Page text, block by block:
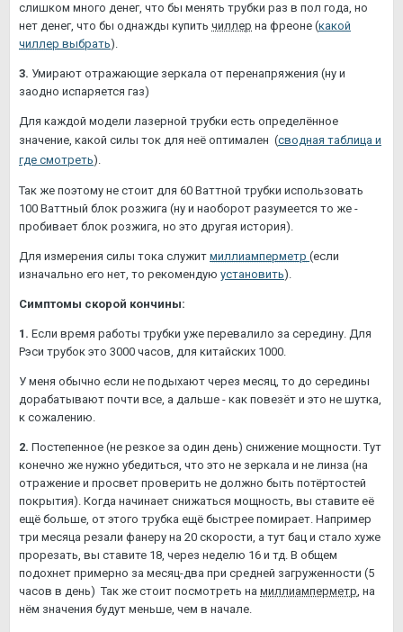
слишком много денег, что бы менять трубки раз в пол года, но
нет денег, что бы однажды купить чиллер на фреоне (какой
чиллер выбрать).
3. Умирают отражающие зеркала от перенапряжения (ну и
заодно испаряется газ)
Для каждой модели лазерной трубки есть определённое
значение, какой силы ток для неё оптимален (сводная таблица и
где смотреть).
Так же поэтому не стоит для 60 Ваттной трубки использовать
100 Ваттный блок розжига (ну и наоборот разумеется то же -
пробивает блок розжига, но это другая история).
Для измерения силы тока служит миллиамперметр (если
изначально его нет, то рекомендую установить).
Симптомы скорой кончины:
1. Если время работы трубки уже перевалило за середину. Для
Рэси трубок это 3000 часов, для китайских 1000.
У меня обычно если не подыхают через месяц, то до середины
дорабатывают почти все, а дальше - как повезёт и это не шутка,
к сожалению.
2. Постепенное (не резкое за один день) снижение мощности. Тут
конечно же нужно убедиться, что это не зеркала и не линза (на
отражение и просвет проверить не должно быть потёртостей
покрытия). Когда начинает снижаться мощность, вы ставите её
ещё больше, от этого трубка ещё быстрее помирает. Например
три месяца резали фанеру на 20 скорости, а тут бац и стало хуже
прорезать, вы ставите 18, через неделю 16 и тд. В общем
подохнет примерно за месяц-два при средней загруженности (5
часов в день) Так же стоит посмотреть на миллиамперметр, на
нём значения будут меньше, чем в начале.